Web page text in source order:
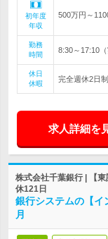
初年度
年収
500万円～
勤務
時間
8:30～17:10
休日
休暇
完全週休2日制
求人詳細を
株式会社千葉銀行 | 【
休121日
銀行システムの【イ
月